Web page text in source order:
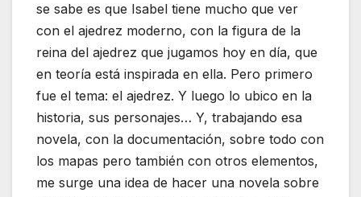
se sabe es que Isabel tiene mucho que ver
con el ajedrez moderno, con la figura de la
reina del ajedrez que jugamos hoy en día, que
en teoría está inspirada en ella. Pero primero
fue el tema: el ajedrez. Y luego lo ubico en la
historia, sus personajes… Y, trabajando esa
novela, con la documentación, sobre todo con
los mapas pero también con otros elementos,
me surge una idea de hacer una novela sobre